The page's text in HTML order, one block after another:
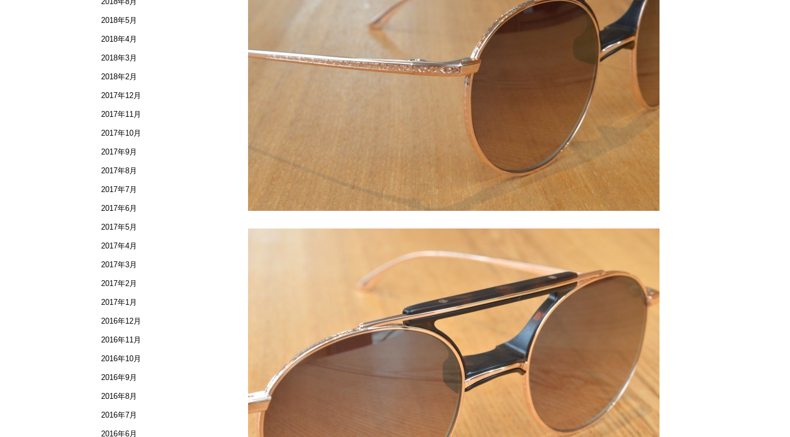
2018年5月
2018年4月
2018年3月
2018年2月
2017年12月
2017年11月
2017年10月
2017年9月
2017年8月
2017年7月
2017年6月
2017年5月
2017年4月
2017年3月
2017年2月
2017年1月
2016年12月
2016年11月
2016年10月
2016年9月
2016年8月
2016年7月
2016年6月